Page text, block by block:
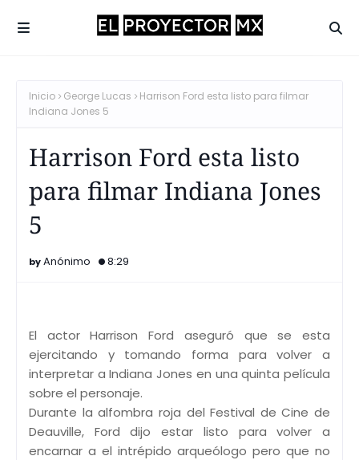
Inicio George Lucas
Harrison Ford esta listo para filmar
Indiana Jones 5
Harrison Ford esta listo
para filmar Indiana Jones
5
Anónimo 8:29
El actor Harrison Ford aseguró que se esta
ejercitando y tomando forma para volver a
interpretar a Indiana Jones en una quinta película
sobre el personaje.
Durante la alfombra roja del Festival de Cine de
Deauville, Ford dijo estar listo para volver a
encarnar a el intrépido arqueólogo pero que no